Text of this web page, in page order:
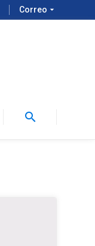
Correo arrow_drop_down
search